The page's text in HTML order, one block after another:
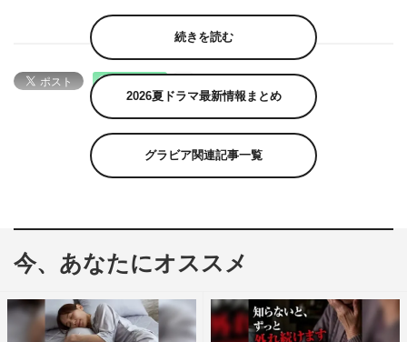
続きを読む
2026夏ドラマ最新情報まとめ
グラビア関連記事一覧
今、あなたにオススメ